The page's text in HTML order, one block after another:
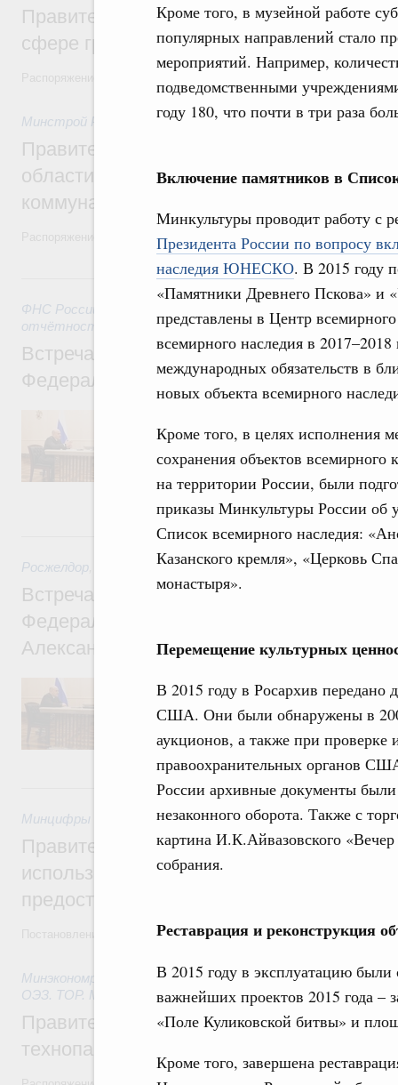
Кроме того, в музейной работе
популярных направлений стало
мероприятий. Например,
подведомственными
году 180, что почти в три раза
Включение памятников в
Минкультуры проводит работу с
Президента России по вопросу
наследия ЮНЕСКО. В 2015 году
«Памятники Древнего Пскова» и
представлены в Центр
всемирного наследия в
международных обязательств в
новых объекта всемирного
Кроме того, в целях исполнения
сохранения объектов
на территории России, были
приказы Минкультуры России об
Список всемирного наследия:
Казанского кремля», «Церковь
монастыря».
Перемещение культурных
В 2015 году в Росархив передано
США. Они были обнаружены в
аукционов, а также при
правоохранительных органов
России архивные документы
незаконного оборота. Также с
картина И.К.Айвазовского
собрания.
Реставрация и реконструкция
В 2015 году в эксплуатацию
важнейших проектов 2015 года –
«Поле Куликовской битвы» и
Кроме того, завершена
Правительство профинансирует
сфере гражданской авиации
Минстрой России 30 июля 2026 ,Жилищно-коммунальное
Правительство выделило
области на поддержку предприятий
коммунального хозяйства
Распоряжение от 29 июля 2026 года №2021-р
29 июля, среда
ФНС России
отчётность и аудит
Встреча Михаила Мишустина с
Федеральной налоговой службы
текущей ситуации с поступлениями
систему и прогнозе на предстоящий
изменений в системе налогообложения.
организация проактивного
детьми, участников СВО и их семей.
28 июля, вторник
Росжелдор 28 июля 2026,Железнодорожный транспорт
Встреча Михаила Мишустина с
Федерального агентства
Александром Сахаровым
Обсуждались итоги работы за
реализация крупных инфраструктурных
пассажирских перевозок, обеспечение
отрасли.
27 июля, понедельник
Минцифры России 27 июля 2026,Государственные и
Правительство утвердило параметры
использованию платёжных карт «Мир»
предоставления отдельных мер
Постановление от 18 июля 2026 года №914
Минэкономразвития России, 27 июля 2026,Инструменты
ОЭЗ. ТОР. Моногорода
Правительство направит
технопарка в Нижегородской области